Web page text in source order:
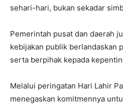
sehari-hari, bukan sekadar
Pemerintah pusat dan daerah
kebijakan publik berlandaskan
serta berpihak kepada
‎Melalui peringatan Hari Lahir
menegaskan komitmennya